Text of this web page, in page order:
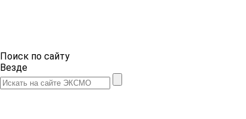
Поиск по сайту
Везде